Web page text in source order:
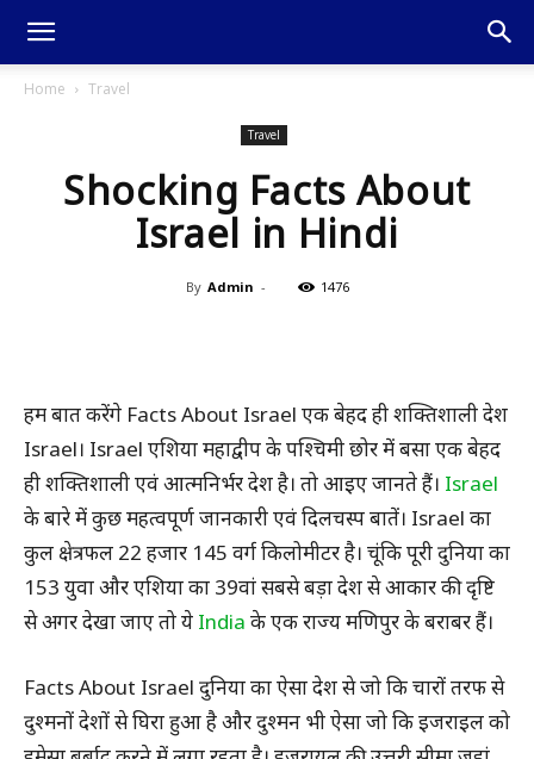
Home Travel
Travel
Shocking Facts About
Israel in Hindi
By Admin - 1476
हम बात करेंगे Facts About Israel एक बेहद ही शक्तिशाली देश
Israel। Israel एशिया महाद्वीप के पश्चिमी छोर में बसा एक बेहद
ही शक्तिशाली एवं आत्मनिर्भर देश है। तो आइए जानते हैं। Israel
के बारे में कुछ महत्वपूर्ण जानकारी एवं दिलचस्प बातें। Israel का
कुल क्षेत्रफल 22 हजार 145 वर्ग किलोमीटर है। चूंकि पूरी दुनिया का
153 युवा और एशिया का 39वां सबसे बड़ा देश से आकार की दृष्टि
से अगर देखा जाए तो ये India के एक राज्य मणिपुर के बराबर हैं।
Facts About Israel दुनिया का ऐसा देश से जो कि चारों तरफ से
दुश्मनों देशों से घिरा हुआ है और दुश्मन भी ऐसा जो कि इजराइल को